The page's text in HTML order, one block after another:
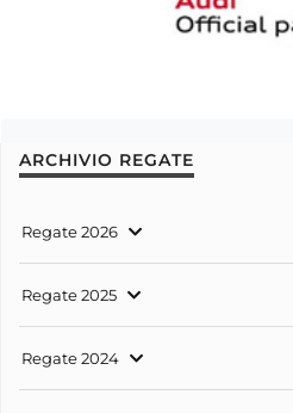
ARCHIVIO REGATE
Regate 2026
Regate 2025
Regate 2024